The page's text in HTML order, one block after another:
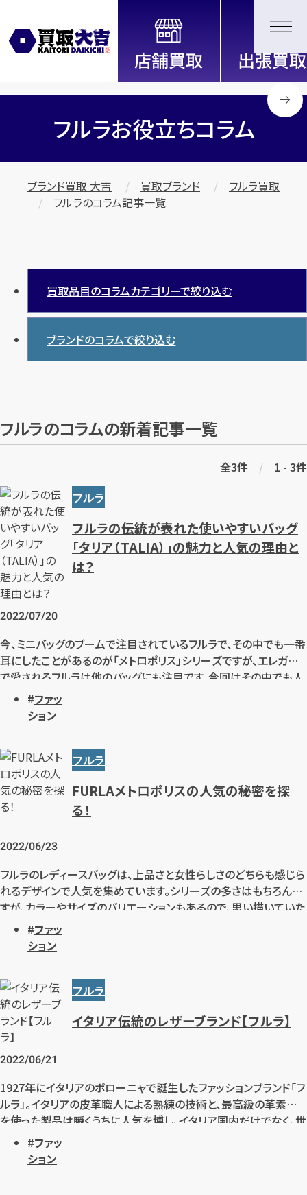
全国2200店舗以上展開中！
信頼と実績の買取専門店「買取大
吉」
まずはお電話で無料査定
フルラお役立ちコラム
ブランド買取 大吉 買取ブランド
フルラ買取
フルラのコラム記事一覧
買取品目のコラムカテゴリーで絞り込む
ブランドのコラムで絞り込む
フルラのコラムの新着記事一覧
全3件 / 1 - 3件
フルラ
フルラの伝統が表れた使いやすいバッグ
「タリア（TALIA）」の魅力と人気の理由と
は？
2022/07/20
今、ミニバッグのブームで注目されているフルラで、その中でも一番
耳にしたことがあるのが「メトロポリス」シリーズですが、エレガント
で愛されるフルラは他のバッグにも注目です。今回はその中でも人
気の「タリア（TALIA）」は高価買取されるのか？ON・OFF問わず
様々なシーンで活躍する「タリア（TALIA）」の魅力をご紹介いたし
ファッ
ション
フルラ
FURLAメトロポリスの人気の秘密を探
る！
2022/06/23
フルラのレディースバッグは、上品さと女性らしさのどちらも感じら
れるデザインで人気を集めています。シリーズの多さはもちろんで
すが、カラーやサイズのバリエーションもあるので、思い描いていた
バッグが見つけやすいのも魅力です。その中でもメトロポリスシリ
ーズはとても人気がありますね。今回は、フルラのレディースバック
の人気の秘密をご紹介させて頂きます。
ファッ
ション
フルラ
イタリア伝統のレザーブランド【フルラ】
2022/06/21
1927年にイタリアのボローニャで誕生したファッションブランド「フ
ルラ」。イタリアの皮革職人による熟練の技術と、最高級の革素材
を使った製品は瞬くうちに人気を博し、イタリア国内だけでなく、世
界中から愛されるブランドにまで発展しました。現在約37カ国で約
255もの旗艦店を持つ世界規模のブランド、フルラについてお伝え
します。
ファッ
ション